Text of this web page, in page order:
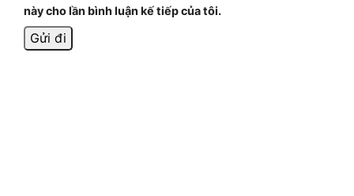
này cho lần bình luận kế tiếp của tôi.